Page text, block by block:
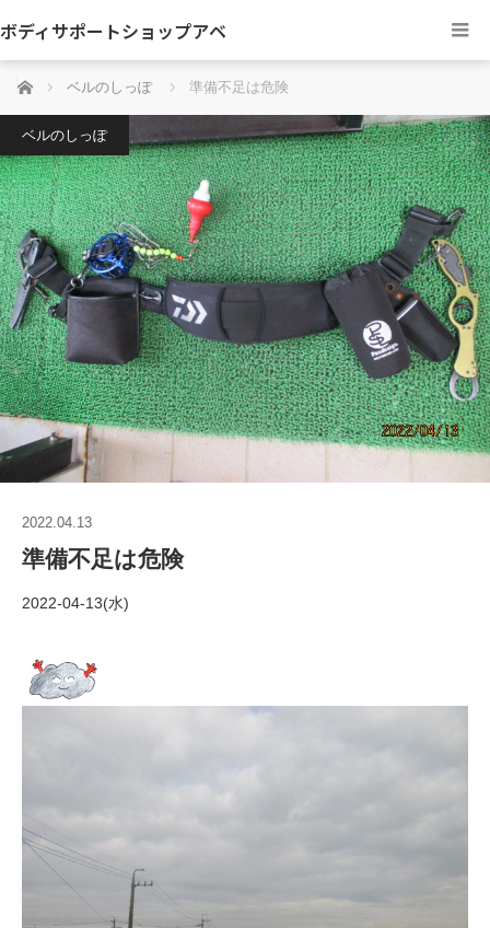
ボディサポートショップアベ
ホーム ベルのしっぽ 準備不足は危険
ベルのしっぽ
2022.04.13
準備不足は危険
2022-04-13(水)